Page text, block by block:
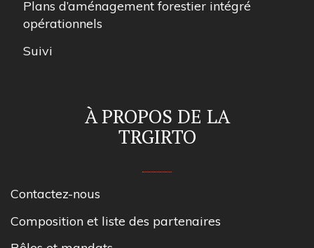
Plans d’aménagement forestier intégré
opérationnels
Suivi
À PROPOS DE LA
TRGIRTO
Contactez-nous
Composition et liste des partenaires